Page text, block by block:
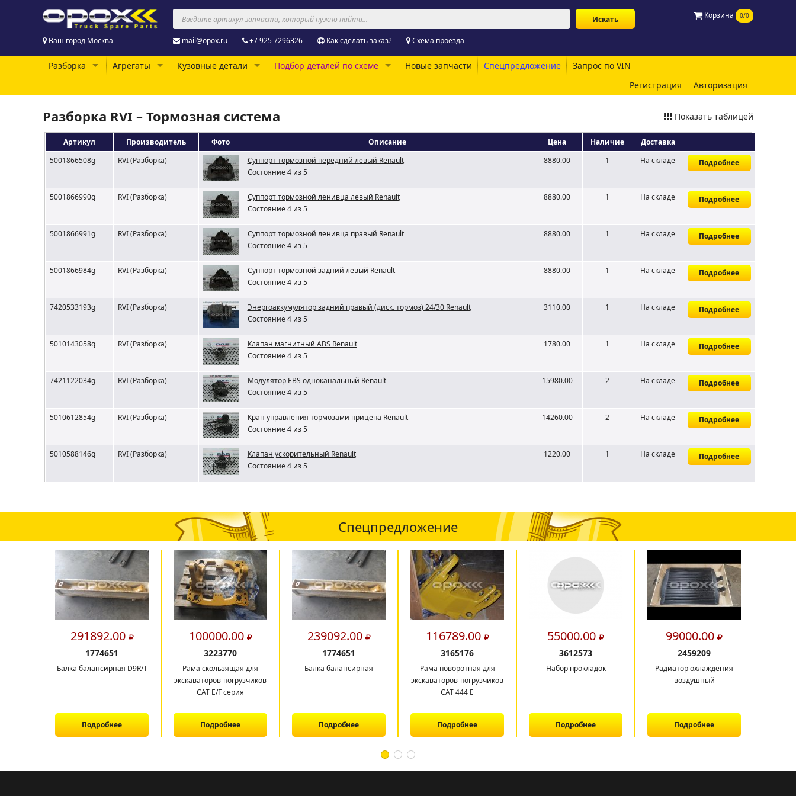
Корзина 0/0
Ваш город Москва mail@opox.ru +7 925 7296326 Как сделать заказ? Схема проезда
Разборка Агрегаты Кузовные детали Подбор деталей по схеме Новые запчасти Спецпредложение
Запрос по VIN
Регистрация
Авторизация
Разборка RVI – Тормозная система Показать таблицей
Артикул Производитель Фото Описание Цена Наличие
Доставка
5001866508g
RVI (Разборка)
Суппорт тормозной передний левый Renault
Состояние 4 из 5
8880.00 1 На складе Подробнее
5001866990g RVI (Разборка)
Суппорт тормозной ленивца левый Renault
Состояние 4 из 5
8880.00 1 На складе Подробнее
5001866991g RVI (Разборка)
Суппорт тормозной ленивца правый Renault
Состояние 4 из 5
8880.00 1 На складе Подробнее
5001866984g RVI (Разборка)
Суппорт тормозной задний левый Renault
Состояние 4 из 5
8880.00 1 На складе Подробнее
7420533193g RVI (Разборка)
Энергоаккумулятор задний правый (диск. тормоз) 24/30 Renault
Состояние 4 из 5
3110.00 1 На складе Подробнее
5010143058g RVI (Разборка)
Клапан магнитный ABS Renault
Состояние 4 из 5
1780.00 1 На складе Подробнее
7421122034g RVI (Разборка)
Модулятор EBS одноканальный Renault
Состояние 4 из 5
15980.00 2 На складе Подробнее
5010612854g RVI (Разборка)
Кран управления тормозами прицепа Renault
Состояние 4 из 5
14260.00 2 На складе Подробнее
5010588146g RVI (Разборка)
Клапан ускорительный Renault
Состояние 4 из 5
1220.00 1 На складе Подробнее
Спецпредложение
291892.00
1774651
Балка балансирная D9R/T
Подробнее
100000.00
3223770
Рама скользящая для
экскаваторов-погрузчиков
CAT E/F серия
Подробнее
239092.00
1774651
Балка балансирная
Подробнее
116789.00
3165176
Рама поворотная для
экскаваторов-погрузчиков
САТ 444 E
Подробнее
55000.00
3612573
Набор прокладок
Подробнее
99000.00
2459209
Радиатор охлаждения
воздушный
Подробнее